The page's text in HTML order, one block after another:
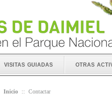
visitas guiadas otras
Inicio :: Contactar